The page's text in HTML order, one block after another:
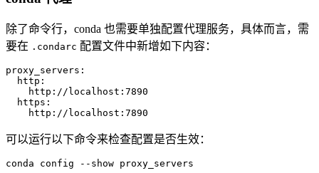
除了命令行，conda 也需要单独配置代理服务，具体而言，需
要在 .condarc 配置文件中新增如下内容：
proxy_servers:
  http:
    http://localhost:7890
  https:
    http://localhost:7890
可以运行以下命令来检查配置是否生效：
conda config --show proxy_servers